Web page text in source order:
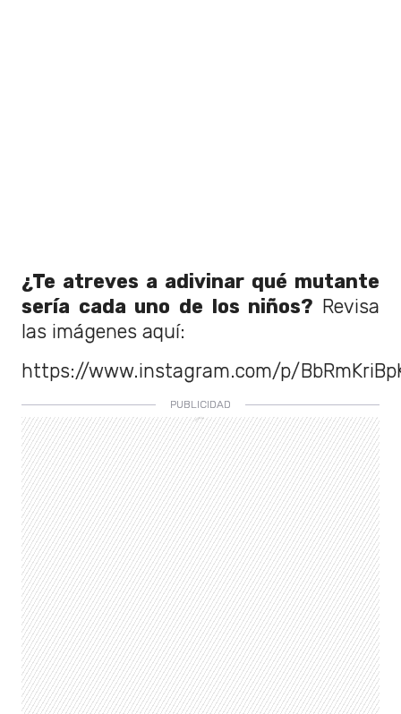
¿Te atreves a adivinar qué mutante
sería cada uno de los niños? Revisa
las imágenes aquí:
https://www.instagram.com/p/